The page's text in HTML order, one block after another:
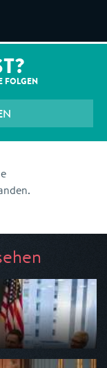
FOLGEN